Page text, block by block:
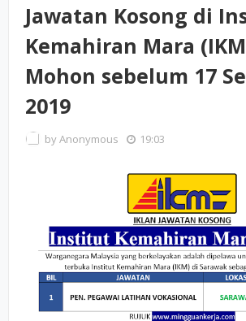
Jawatan Kosong di
Kemahiran Mara
Mohon sebelum 17
2019
byAnonymous 19:03